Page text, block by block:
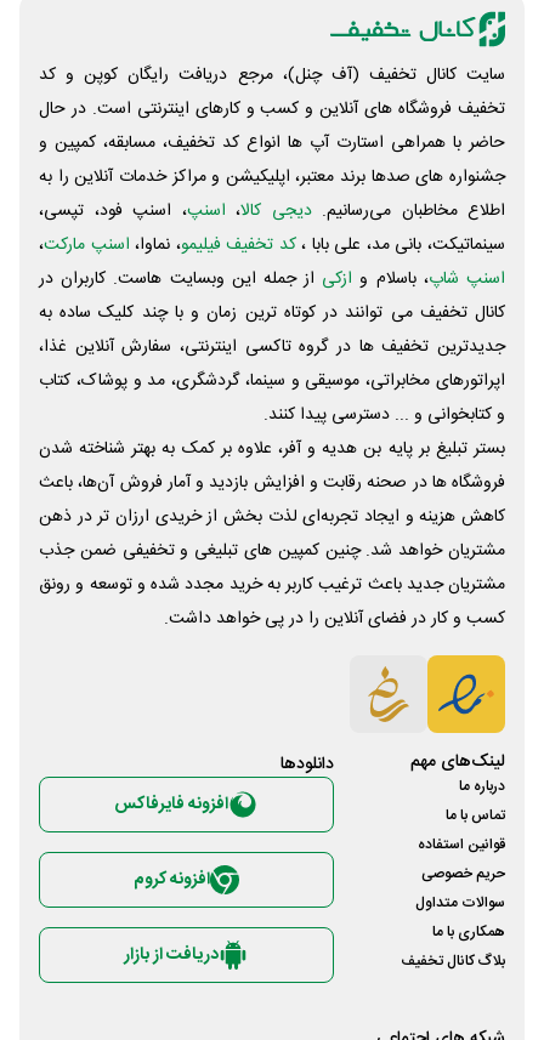
سایت کانال تخفیف (آف چنل)، مرجع دریافت رایگان کوپن و کد
تخفیف فروشگاه های آنلاین و کسب و‌ کارهای اینترنتی است. در حال
حاضر با همراهی استارت آپ ها انواع کد تخفیف، مسابقه، کمپین و
جشنواره های صدها برند معتبر، اپلیکیشن و مراکز خدمات آنلاین را به
اطلاع مخاطبان می‌رسانیم. دیجی کالا، اسنپ، اسنپ فود، تپسی،
سینماتیکت، بانی مد، علی‌ بابا ،کد تخفیف فیلیمو، نماوا، اسنپ مارکت،
اسنپ شاپ، باسلام و ازکی از جمله این وبسایت ‌هاست. کاربران در
کانال تخفیف می توانند در کوتاه ترین زمان و با چند کلیک ساده به
جدیدترین تخفیف ها در گروه تاکسی اینترنتی، سفارش آنلاین غذا،
اپراتورهای مخابراتی، موسیقی و سینما، گردشگری، مد و پوشاک، کتاب
و کتابخوانی و ... دسترسی پیدا کنند.
بستر تبلیغ بر پایه بن هدیه و آفر، علاوه بر کمک به بهتر شناخته شدن
فروشگاه ها در صحنه رقابت و افزایش بازدید و آمار فروش آن‌ها، باعث
کاهش هزینه و ایجاد تجربه‌ای لذت بخش از خریدی ارزان تر در ذهن
مشتریان خواهد شد. چنین کمپین های تبلیغی و تخفیفی ضمن جذب
مشتریان جدید باعث ترغیب کاربر به خرید مجدد شده و توسعه و رونق
کسب و کار در فضای آنلاین را در پی خواهد داشت.
لینک‌های مهم
درباره ما
تماس با ما
قوانین استفاده
حریم خصوصی
سوالات متداول
همکاری با ما
بلاگ کانال تخفیف
دانلود‌ها
افزونه فایرفاکس
افزونه کروم
دریافت از بازار